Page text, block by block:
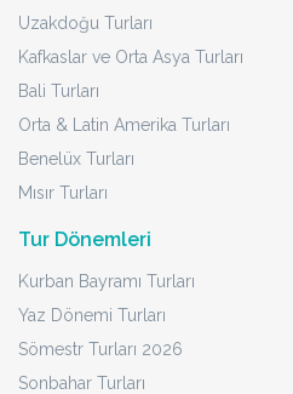
Uzakdoğu Turları
Kafkaslar ve Orta Asya Turları
Bali Turları
Orta & Latin Amerika Turları
Benelüx Turları
Mısır Turları
Tur Dönemleri
Kurban Bayramı Turları
Yaz Dönemi Turları
Sömestr Turları 2026
Sonbahar Turları